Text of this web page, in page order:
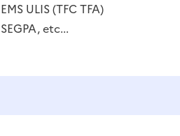
EMS ULIS (TFC TFA)
SEGPA, etc...